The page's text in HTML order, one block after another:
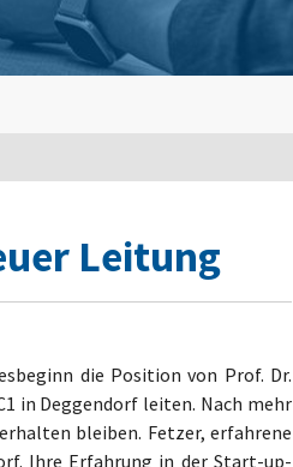
Leitung
die Position von Prof. Dr.
in Deggendorf leiten. Nach mehr
bleiben. Fetzer, erfahrene
Ihre Erfahrung in der Start-up-